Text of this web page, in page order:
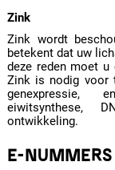
Zink
Zink wordt
betekent dat uw
deze reden moet
Zink is nodig voor
genexpressie,
eiwitsynthese,
ontwikkeling.
E-NUMMERS